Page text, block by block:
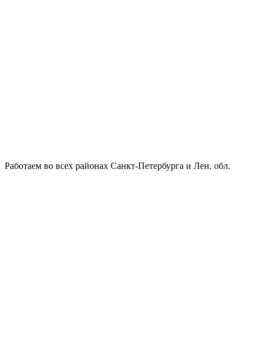
Работаем во всех районах Санкт-Петербурга и Лен. обл.